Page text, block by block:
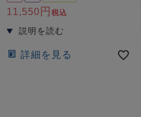
11,550 税込
詳細を見る